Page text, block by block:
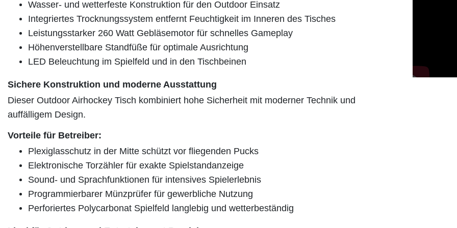
Wasser- und wetterfeste Konstruktion für den Outdoor Einsatz
Integriertes Trocknungssystem entfernt Feuchtigkeit im Inneren des Tisches
Leistungsstarker 260 Watt Gebläsemotor für schnelles Gameplay
Höhenverstellbare Standfüße für optimale Ausrichtung
LED Beleuchtung im Spielfeld und in den Tischbeinen
Sichere Konstruktion und moderne Ausstattung
Dieser Outdoor Airhockey Tisch kombiniert hohe Sicherheit mit moderner Technik und
auffälligem Design.
Vorteile für Betreiber:
Plexiglasschutz in der Mitte schützt vor fliegenden Pucks
Elektronische Torzähler für exakte Spielstandanzeige
Sound- und Sprachfunktionen für intensives Spielerlebnis
Programmierbarer Münzprüfer für gewerbliche Nutzung
Perforiertes Polycarbonat Spielfeld langlebig und wetterbeständig